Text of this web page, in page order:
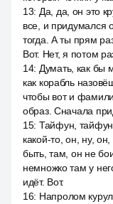
13: Да, да, он это
все, и придумался
тогда. А ты прям
Вот. Нет, я потом
14: Думать, как бы
как корабль
чтобы вот и
образ. Сначала
15: Тайфун,
какой-то, он, ну,
быть, там, он не
немножко там у
идёт. Вот.
16: Напролом